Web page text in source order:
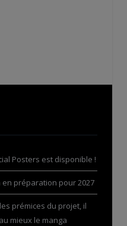
Posters est disponible !
en préparation pour 2027
prémices du projet, il
mieux le manga